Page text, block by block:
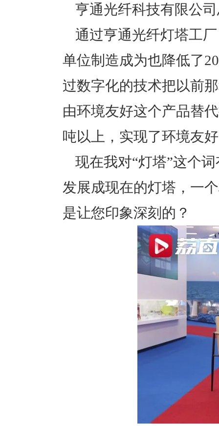
亨通光纤科技有限公
通过亨通光纤灯塔工
单位制造成为也降低了
过数字化的技术把以前
由环境友好这个产品替
吨以上，实现了环境友
现在我对“灯塔”这个
发展成现在的灯塔，一
是让您印象深刻的？